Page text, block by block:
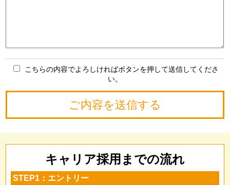
こちらの内容でよろしければボタンを押して送信してくださ
い。
キャリア採用までの流れ
STEP1：エントリー